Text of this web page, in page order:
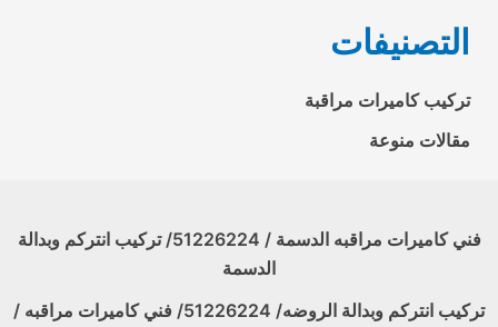
التصنيفات
تركيب كاميرات مراقبة
مقالات منوعة
فني كاميرات مراقبه الدسمة / 51226224/ تركيب انتركم وبدالة
الدسمة
تركيب انتركم وبدالة الروضه/ 51226224/ فني كاميرات مراقبه /